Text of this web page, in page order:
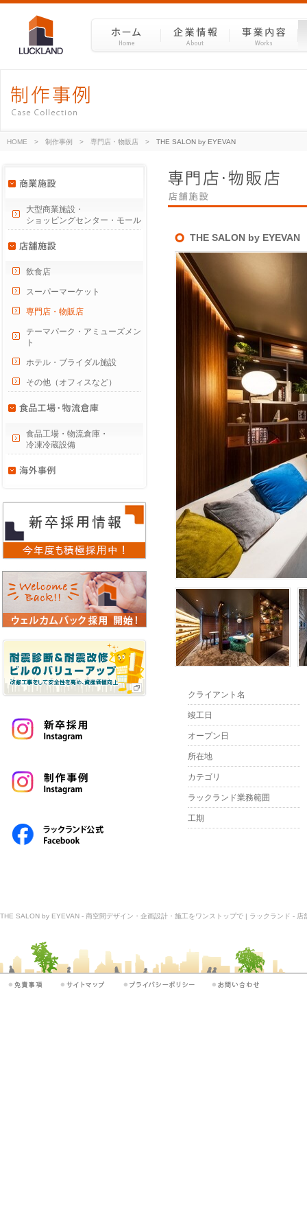
HOME > 制作事例 > 専門店・物販店 > THE SALON by EYEVAN
THE SALON by EYEVAN
クライアント名
竣工日
オープン日
所在地
カテゴリ
ラックランド業務範囲
工期
大型商業施設・
ショッピングセンター・モール
飲食店
スーパーマーケット
専門店・物販店
テーマパーク・アミューズメン
ト
ホテル・ブライダル施設
その他（オフィスなど）
食品工場・物流倉庫・
冷凍冷蔵設備
THE SALON by EYEVAN - 商空間デザイン・企画設計・施工をワンストップで | ラックランド - 店